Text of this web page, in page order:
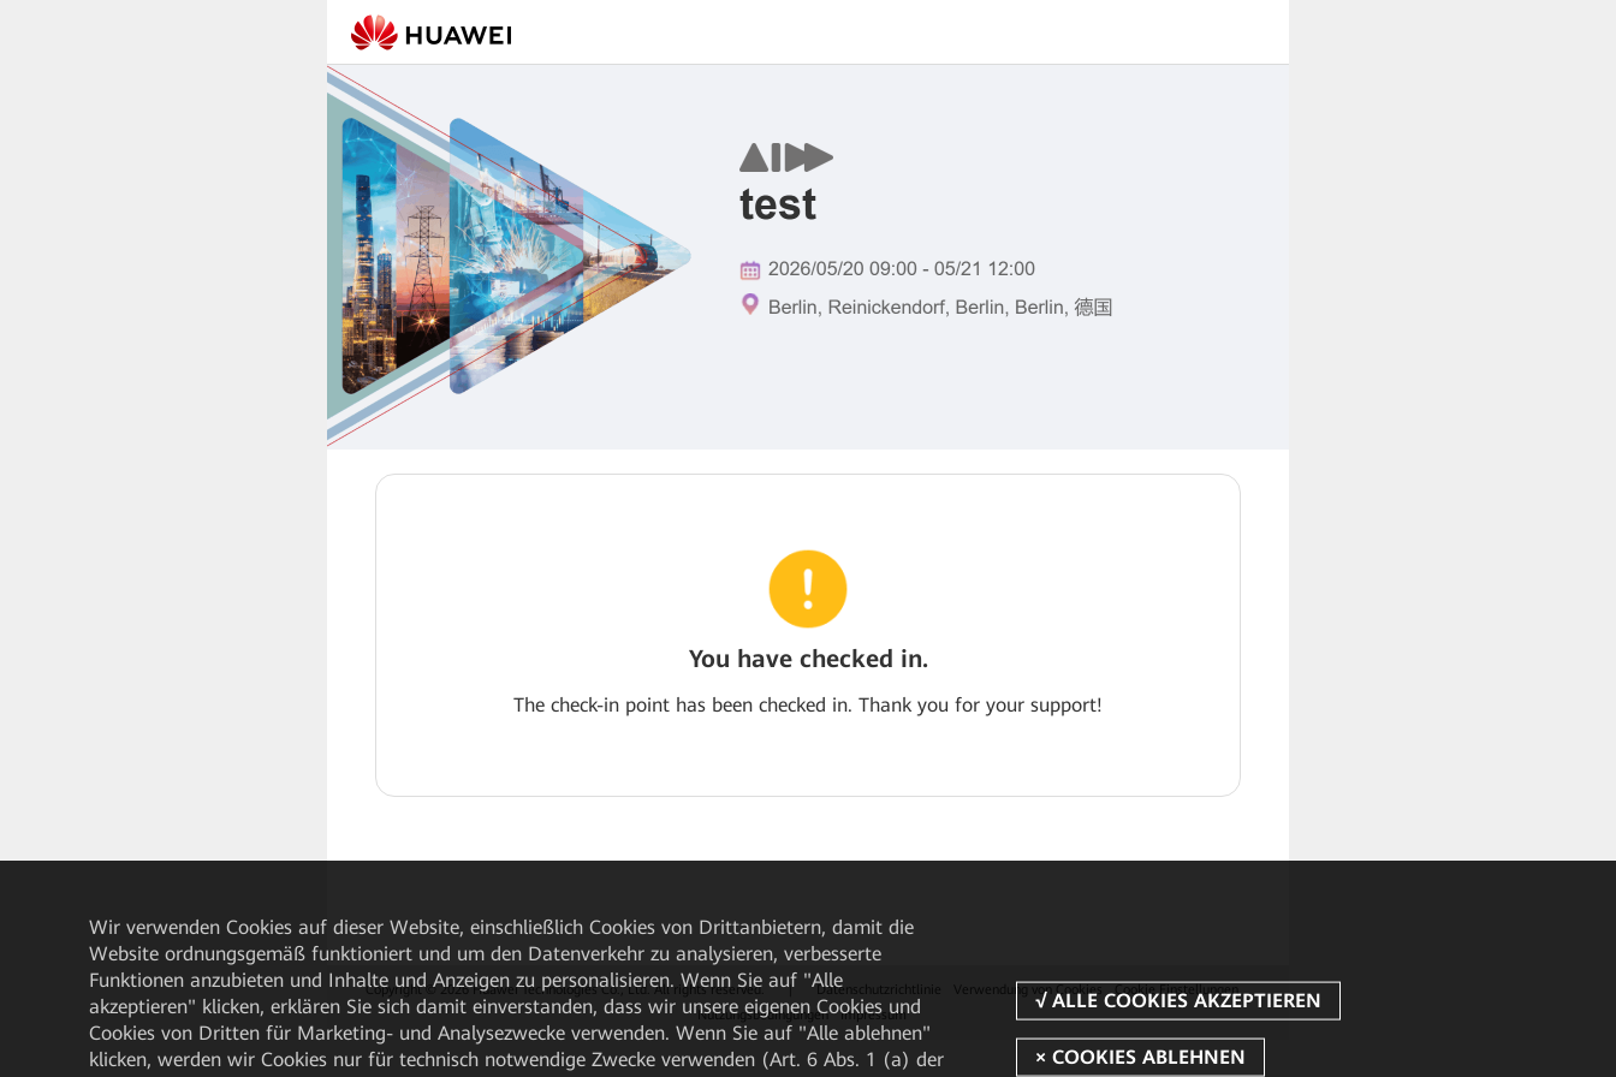
You have checked in.
The check-in point has been checked in. Thank you for your support!
Copyright © 2026 Huawei Technologies Co., Ltd. All rights reserved. | Datenschutzrichtlinie Verwendung von Cookies
Cookie Einstellungen
Nutzungsbedingungen
Impressum
Wir verwenden Cookies auf dieser Website, einschließlich Cookies von Drittanbietern, damit die
Website ordnungsgemäß funktioniert und um den Datenverkehr zu analysieren, verbesserte
Funktionen anzubieten und Inhalte und Anzeigen zu personalisieren. Wenn Sie auf "Alle
akzeptieren" klicken, erklären Sie sich damit einverstanden, dass wir unsere eigenen Cookies und
Cookies von Dritten für Marketing- und Analysezwecke verwenden. Wenn Sie auf "Alle ablehnen"
klicken, werden wir Cookies nur für technisch notwendige Zwecke verwenden (Art. 6 Abs. 1 (a) der